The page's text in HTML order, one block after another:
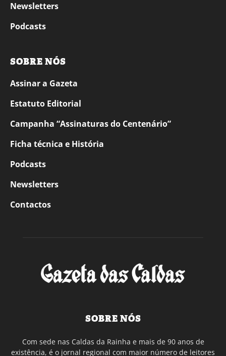
Newsletters
Podcasts
SOBRE NÓS
Assinar a Gazeta
Estatuto Editorial
Campanha “Assinaturas do Centenário”
Ficha técnica e História
Podcasts
Newsletters
Contactos
SOBRE NÓS
Com sede nas Caldas da Rainha e mais de 90 anos de
existência, é o jornal regional com maior número de leitores